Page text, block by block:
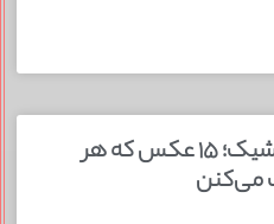
گردنبند رشته ای نما دار شیک؛ ۱۵ عکس که هر
می‌کنن